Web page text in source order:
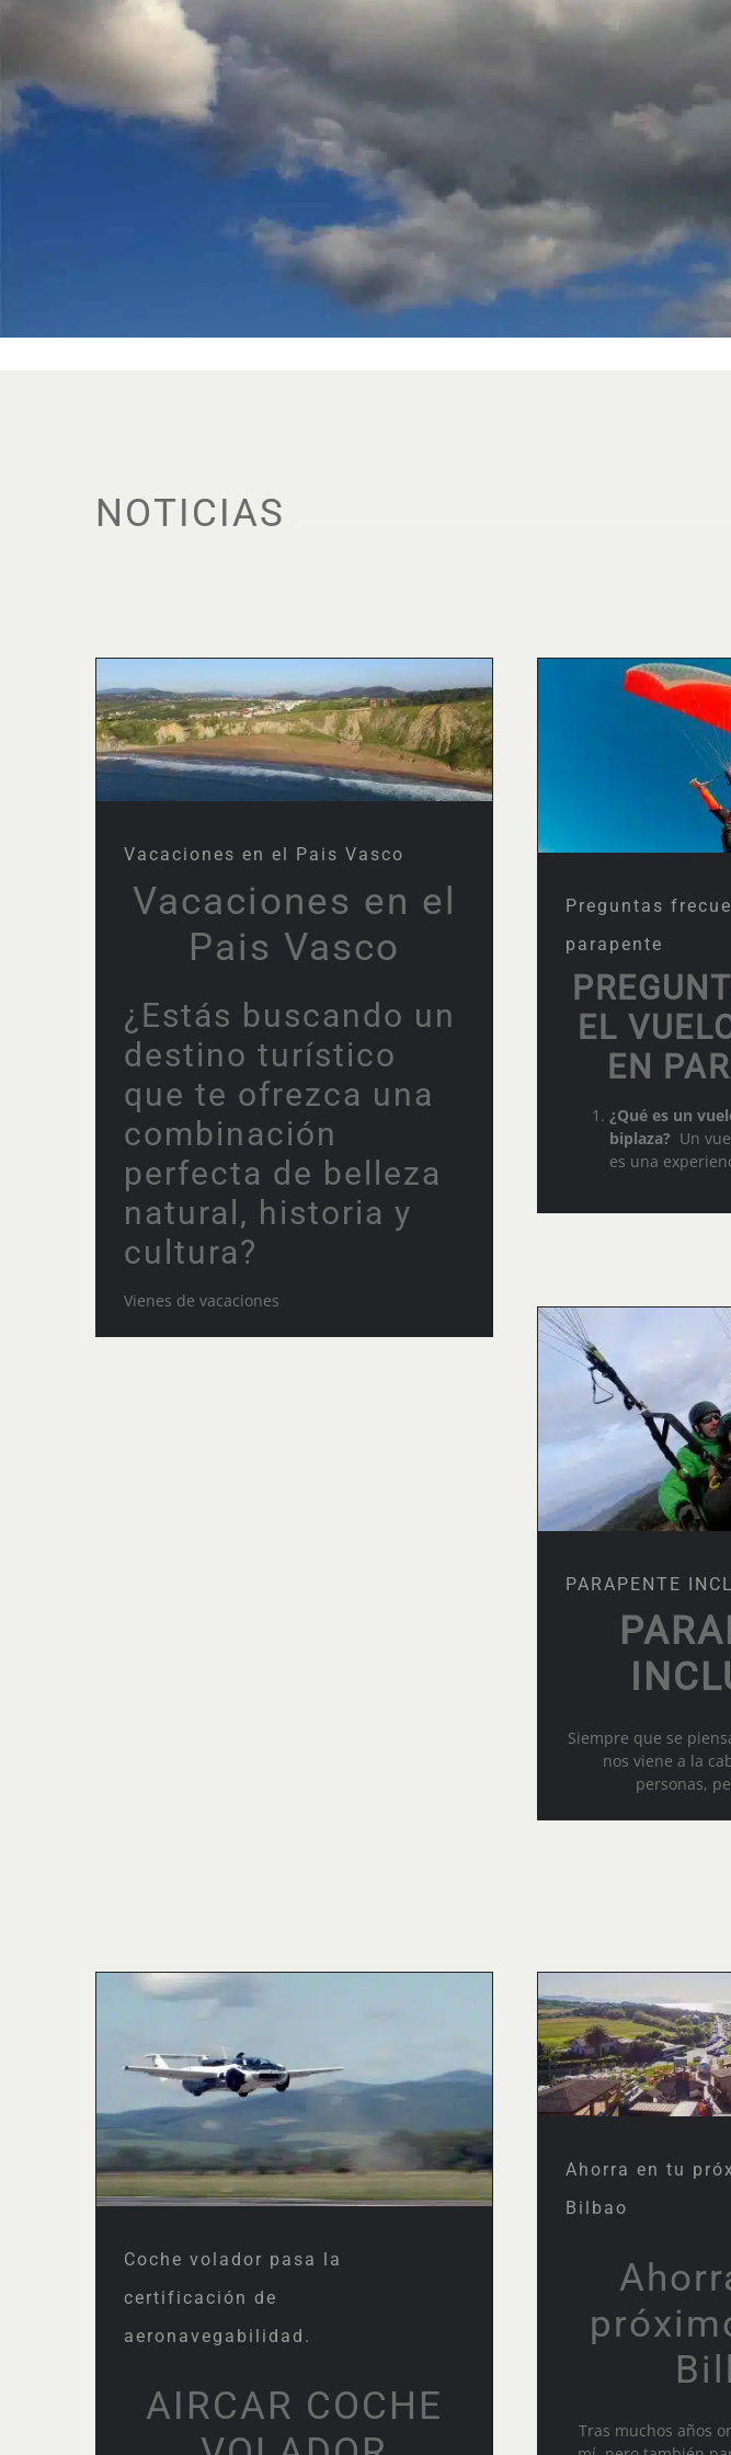
NOTICIAS
Vacaciones en el Pais
Vasco
Vacaciones en el Pais Vasco
Vacaciones en el
Pais Vasco
¿Estás buscando un
destino turístico
que te ofrezca una
combinación
perfecta de belleza
natural, historia y
cultura?
Vienes de vacaciones
sobre el
Preguntas
parapente
EL
EN
¿Qué es un
biplaza? Un
es una
PARAPENTE
Siempre que se
nos viene a la
personas,
Coche volador pasa la
certificación de
aeronavegabilidad.
Coche volador pasa la
certificación de
aeronavegabilidad.
AIRCAR COCHE
Ahorra en
a
Ahorra en tu
Bilbao
Tras muchos años